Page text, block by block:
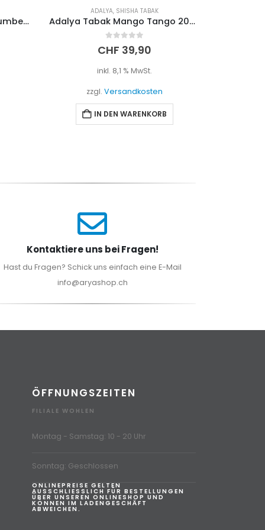
Aqua Mentha – Aqua Cucumber 200g
ADALYA,SHISHA TABAK
Adalya Tabak Mango Tango 200g
out of 5
CHF39,90
inkl. 8,1 % MwSt.
zzgl.Versandkosten
IN DEN WARENKORB
Kontaktiere uns bei Fragen!
Hast du Fragen? Schick uns einfach eine E-Mail
info@aryashop.ch
ÖFFNUNGSZEITEN
FILIALE WOHLEN
Montag - Samstag: 10 - 20 Uhr
Sonntag: Geschlossen
ONLINEPREISE GELTEN
AUSSCHLIESSLICH FÜR BESTELLUNGEN
ÜBER UNSEREN ONLINESHOP UND
KÖNNEN IM LADENGESCHÄFT
ABWEICHEN.